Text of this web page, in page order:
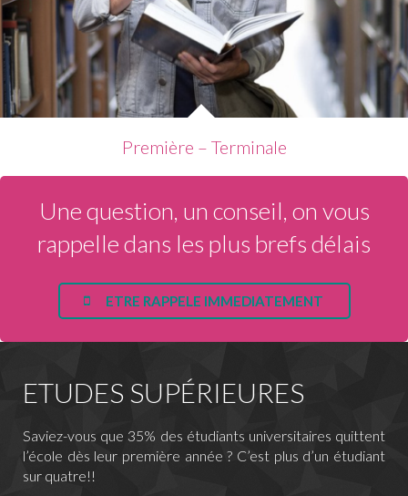
Première – Terminale
Une question, un conseil, on vous
rappelle dans les plus brefs délais
ETRE RAPPELE IMMEDIATEMENT
ETUDES SUPÉRIEURES
Saviez-vous que 35% des étudiants universitaires quittent
l’école dès leur première année ? C’est plus d’un étudiant
sur quatre!!